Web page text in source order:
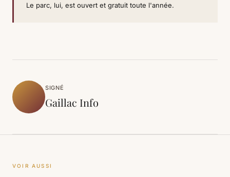
Le parc, lui, est ouvert et gratuit toute l'année.
SIGNÉ
Gaillac Info
VOIR AUSSI